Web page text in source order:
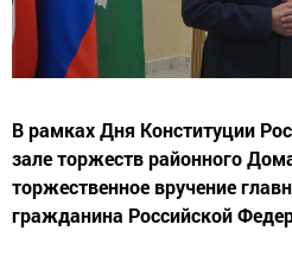
В рамках Дня Конституции
зале торжеств районного
торжественное вручение
гражданина Российской